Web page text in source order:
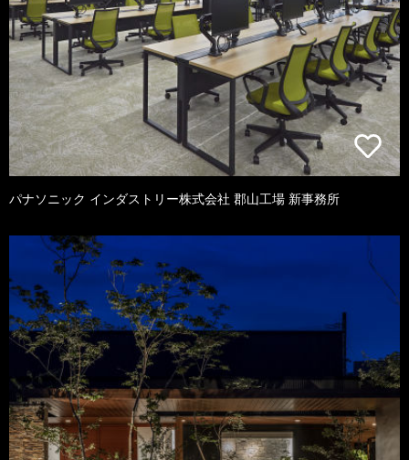
パナソニック インダストリー株式会社 郡山工場 新事務所